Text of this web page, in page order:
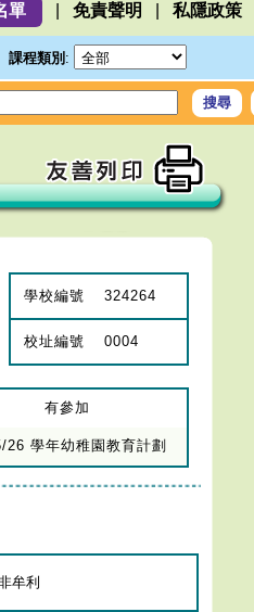
單 免責聲明 私隱政策
課程類別 :
學校編號 324264
校址編號 0004
有參加
26 學年幼稚園教育計劃
牟利